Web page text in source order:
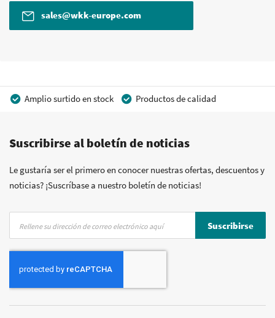
sales@wkk-europe.com
Amplio surtido en stock
Productos de calidad
Asesoramiento personal
Más de 40 años de experiencia
Suscribirse al boletín de noticias
Le gustaría ser el primero en conocer nuestras ofertas, descuentos y
noticias? ¡Suscríbase a nuestro boletín de noticias!
nuestro
boletín
Suscribirse